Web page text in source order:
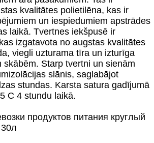
kvalitātes polietilēna, kas ir
un iespiedumiem apstrādes
laikā. Tvertnes iekšpusē ir
izgatavota no augstas kvalitātes
viegli uzturama tīra un izturīga
skābēm. Starp tvertni un sienām
slānis, saglabājot
stundas. Karsta satura gadījumā
C 4 stundu laikā.
продуктов питания круглый